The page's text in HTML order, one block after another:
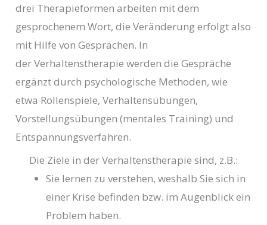
drei Therapieformen arbeiten mit dem
gesprochenem Wort, die Veränderung erfolgt also
mit Hilfe von Gesprächen. In
der Verhaltenstherapie werden die Gespräche
ergänzt durch psychologische Methoden, wie
etwa Rollenspiele, Verhaltensübungen,
Vorstellungsübungen (mentales Training) und
Entspannungsverfahren.
Die Ziele in der Verhaltenstherapie sind, z.B.:
Sie lernen zu verstehen, weshalb Sie sich in
einer Krise befinden bzw. im Augenblick ein
Problem haben.